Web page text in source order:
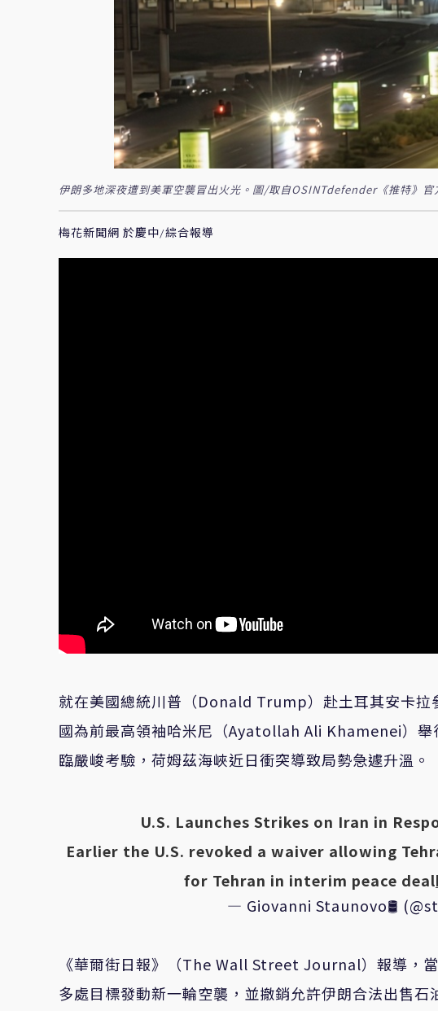
伊朗多地深夜遭到美軍空襲冒出火光。圖/取自OSINTdefender《推特》官
梅花新聞網 於慶中/綜合報導
就在美國總統川普（Donald Trump）赴土耳其安卡拉
國為前最高領袖哈米尼（Ayatollah Ali Khamenei）舉
臨嚴峻考驗，荷姆茲海峽近日衝突導致局勢急遽升溫。
U.S. Launches Strikes on Iran in
Earlier the U.S. revoked a waiver allowing
for Tehran in interim peace deal
— Giovanni Staunovo🛢
《華爾街日報》（The Wall Street Journal）報導，
多處目標發動新一輪空襲，並撤銷允許伊朗合法出售